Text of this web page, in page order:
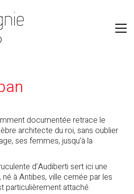
documentée retrace le
architecte du roi, sans oublier
ses femmes, jusqu’à la
d’Audiberti sert ici une
né à Antibes, ville cernée par les
particulièrement attaché.